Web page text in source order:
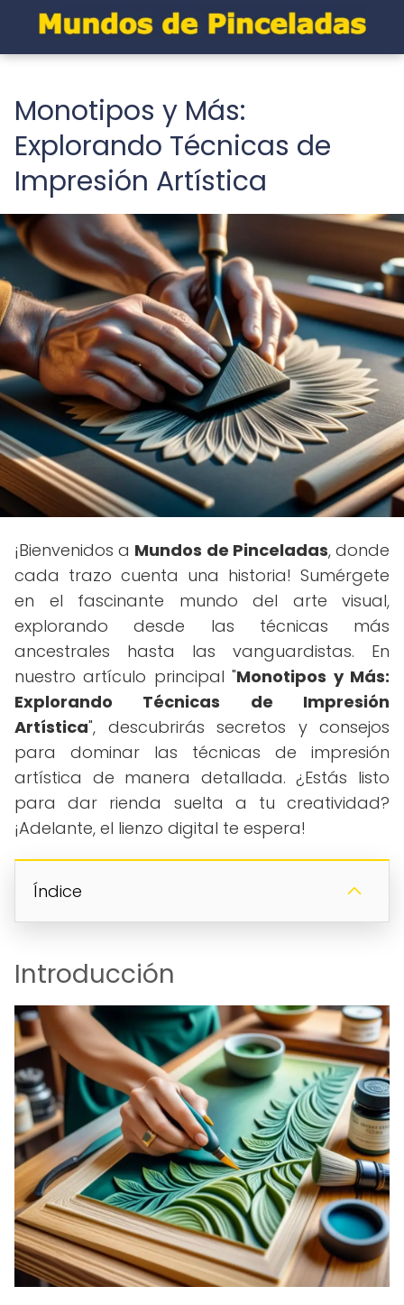
Monotipos y Más:
Explorando Técnicas de
Impresión Artística
¡Bienvenidos a Mundos de Pinceladas, donde
cada trazo cuenta una historia! Sumérgete
en el fascinante mundo del arte visual,
explorando desde las técnicas más
ancestrales hasta las vanguardistas. En
nuestro artículo principal "Monotipos y Más:
Explorando Técnicas de Impresión
Artística", descubrirás secretos y consejos
para dominar las técnicas de impresión
artística de manera detallada. ¿Estás listo
para dar rienda suelta a tu creatividad?
¡Adelante, el lienzo digital te espera!
Índice
Introducción